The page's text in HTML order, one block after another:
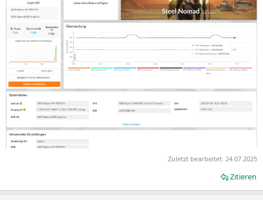
Zuletzt bearbeitet: 24.07.2025
Zitieren